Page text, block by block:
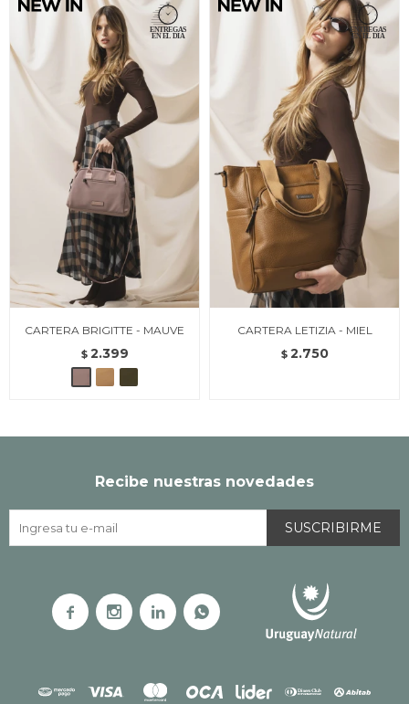
CARTERA BRIGITTE - MAUVE
$ 2.399
CARTERA LETIZIA - MIEL
$ 2.750
Recibe nuestras novedades
SUSCRIBIRME
   